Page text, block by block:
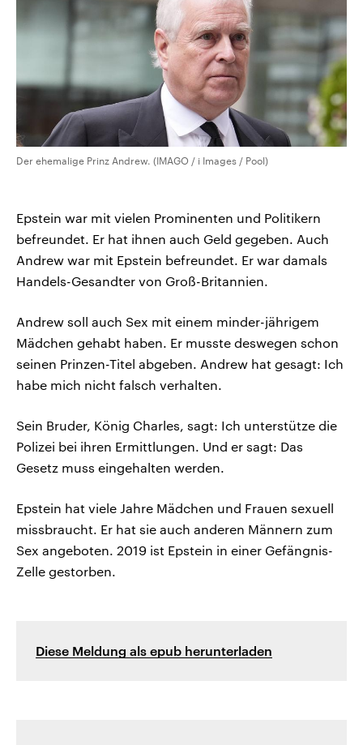
Der ehemalige Prinz Andrew. (IMAGO / i Images / Pool)
Epstein war mit vielen Prominenten und Politikern
befreundet. Er hat ihnen auch Geld gegeben. Auch
Andrew war mit Epstein befreundet. Er war damals
Handels-Gesandter von Groß-Britannien.
Andrew soll auch Sex mit einem minder-jährigem
Mädchen gehabt haben. Er musste deswegen schon
seinen Prinzen-Titel abgeben. Andrew hat gesagt: Ich
habe mich nicht falsch verhalten.
Sein Bruder, König Charles, sagt: Ich unterstütze die
Polizei bei ihren Ermittlungen. Und er sagt: Das
Gesetz muss eingehalten werden.
Epstein hat viele Jahre Mädchen und Frauen sexuell
missbraucht. Er hat sie auch anderen Männern zum
Sex angeboten. 2019 ist Epstein in einer Gefängnis-
Zelle gestorben.
Diese Meldung als epub herunterladen